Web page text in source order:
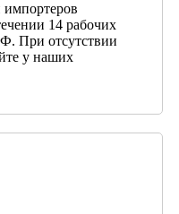
импортеров
14 рабочих
При отсутствии
у наших